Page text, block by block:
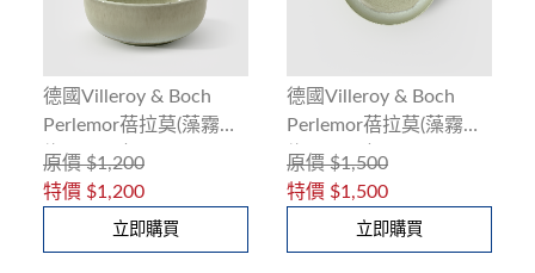
德國Villeroy & Boch
Perlemor蓓拉莫(藻霧
綠)15cm碗
原價 $1,200
特價 $1,200
立即購買
德國Villeroy & Boch
Perlemor蓓拉莫(藻霧
綠)22cm碗
原價 $1,500
特價 $1,500
立即購買